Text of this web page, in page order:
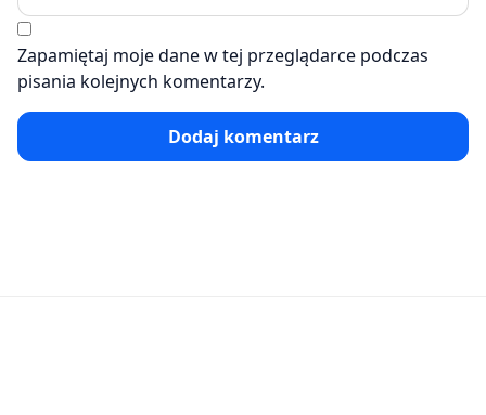
Zapamiętaj moje dane w tej przeglądarce podczas
pisania kolejnych komentarzy.
Dodaj komentarz